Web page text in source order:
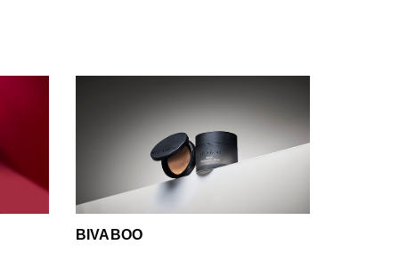
BIVABOO